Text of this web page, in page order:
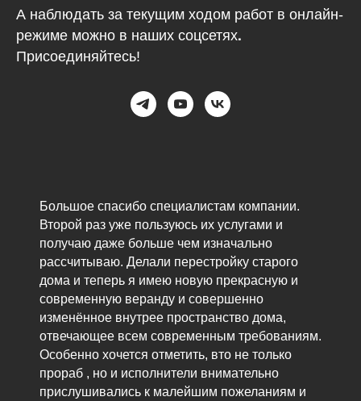
А наблюдать за текущим ходом работ в онлайн-
режиме можно в наших соцсетях.
Присоединяйтесь!
Большое спасибо специалистам компании.
Второй раз уже пользуюсь их услугами и
получаю даже больше чем изначально
рассчитываю. Делали перестройку старого
дома и теперь я имею новую прекрасную и
современную веранду и совершенно
изменённое внутрее пространство дома,
отвечающее всем современным требованиям.
Особенно хочется отметить, вто не только
прораб , но и исполнители внимательно
прислушивались к малейшим пожеланиям и